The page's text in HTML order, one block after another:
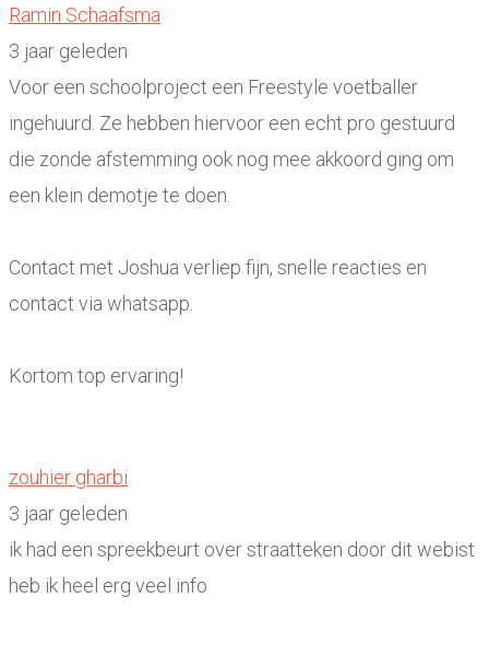
Ramin Schaafsma
3 jaar geleden
Voor een schoolproject een Freestyle voetballer
ingehuurd. Ze hebben hiervoor een echt pro gestuurd
die zonde afstemming ook nog mee akkoord ging om
een klein demotje te doen.
Contact met Joshua verliep fijn, snelle reacties en
contact via whatsapp.
Kortom top ervaring!
zouhier gharbi
3 jaar geleden
ik had een spreekbeurt over straatteken door dit webist
heb ik heel erg veel info